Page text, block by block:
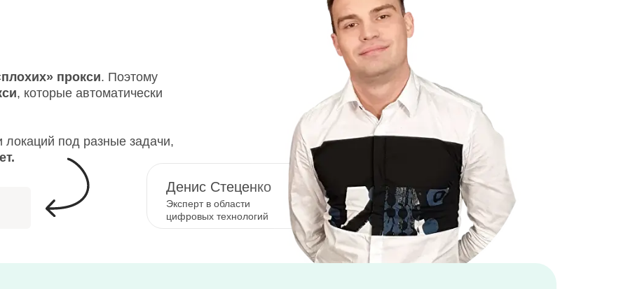
прокси. Поэтому
, которые автоматически
локаций под разные задачи,
Денис Стеценко
Эксперт в области
цифровых технологий